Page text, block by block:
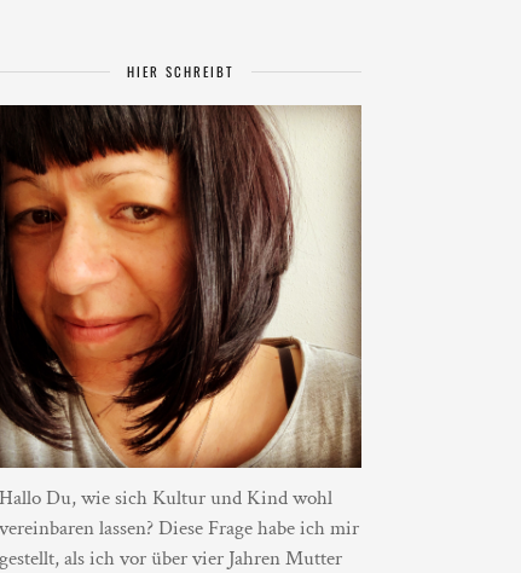
HIER SCHREIBT
Hallo Du, wie sich Kultur und Kind wohl
vereinbaren lassen? Diese Frage habe ich mir
gestellt, als ich vor über vier Jahren Mutter